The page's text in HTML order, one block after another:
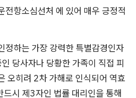
전항소심선처 에 있어 매우 긍정적
정하는 가장 강력한 특별감경인자
당사자나 당황한 가족이 직접 피
오히려 2차 가해로 인식되어 역효
드시 제3자인 법률 대리인을 통해